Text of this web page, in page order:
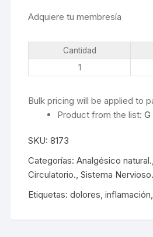
Adquiere tu membresía
Cantidad
1
Bulk pricing will be applied to
Product from the list:G
SKU:8173
Categorías:Analgésico natural.
Circulatorio. ,Sistema Nervioso.
Etiquetas:dolores ,inflamación